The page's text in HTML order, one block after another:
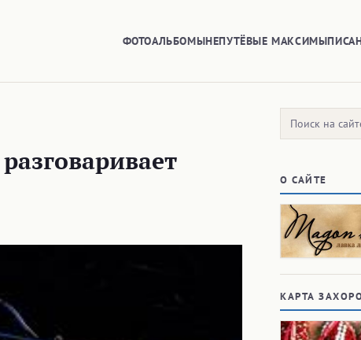
ФОТОАЛЬБОМЫНЕПУТЁВЫЕ МАКСИМЫ
Поиск:
О САЙТЕ
КАРТА